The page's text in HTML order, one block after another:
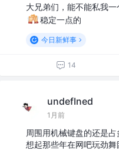
大兄弟们，能不能私我
稳定一点的
今日新鲜事
14
undefIned
1月前
周围用机械键盘的还是
想起那些年在网吧玩劲